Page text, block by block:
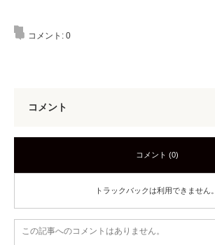
コメント: 0
コメント
コメント (0)
トラックバックは利用できません。
この記事へのコメントはありません。